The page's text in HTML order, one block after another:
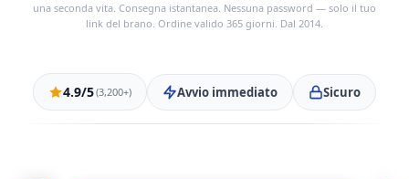
una seconda vita. Consegna istantanea. Nessuna password — solo il tuo
link del brano. Ordine valido 365 giorni. Dal 2014.
4.9/5(3,200+) Avvio immediato Sicuro